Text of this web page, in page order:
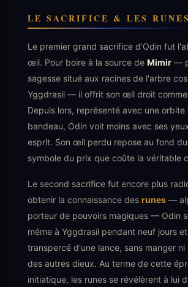
LE SACRIFICE & LES RUNES
Le premier grand sacrifice d'Odin fut
œil. Pour boire à la source de Mimir —
sagesse situé aux racines de l'arbre
Yggdrasil — il offrit son œil droit comme
Depuis lors, représenté avec une orbite
bandeau, Odin voit moins avec ses
esprit. Son œil perdu repose au fond
symbole du prix que coûte la véritable
Le second sacrifice fut encore plus
obtenir la connaissance des runes —
porteur de pouvoirs magiques — Odin
même à Yggdrasil pendant neuf jours
transpercé d'une lance, sans manger ni
des autres dieux. Au terme de cette
initiatique, les runes se révélèrent à lui